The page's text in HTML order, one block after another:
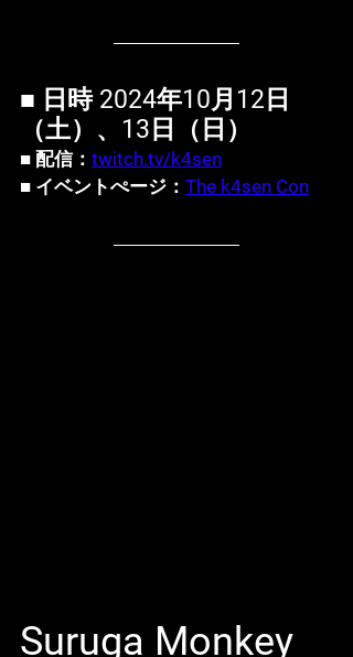
■ 日時 2024年10月12日
（土）、13日（日）
■ 配信： twitch.tv/k4sen
■ イベントぺージ： The k4sen Con
Suruga Monkey